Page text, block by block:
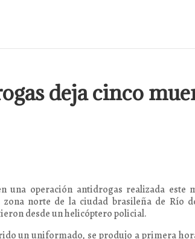
deja cinco
una operación antidrogas realizada este
norte de la ciudad brasileña de Río
desde un helicóptero policial.
un uniformado, se produjo a primera